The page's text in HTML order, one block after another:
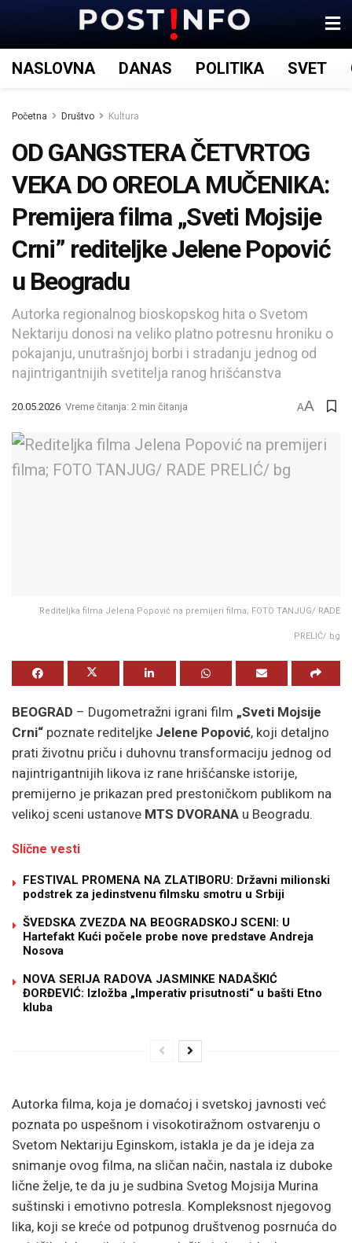
NASLOVNA DANAS POLITIKA SVET
Početna Društvo Kultura
OD GANGSTERA ČETVRTOG
VEKA DO OREOLA MUČENIKA:
Premijera filma „Sveti Mojsije
Crni” rediteljke Jelene Popović
u Beogradu
Autorka regionalnog bioskopskog hita o Svetom
Nektariju donosi na veliko platno potresnu hroniku o
pokajanju, unutrašnjoj borbi i stradanju jednog od
najintrigantnijih svetitelja ranog hrišćanstva
20.05.2026 Vreme čitanja: 2 min čitanja AA
Rediteljka filma Jelena Popović na premijeri filma; FOTO TANJUG/ RADE
PRELIĆ/ bg
BEOGRAD – Dugometražni igrani film „Sveti Mojsije
Crni“ poznate rediteljke Jelene Popović, koji detaljno
prati životnu priču i duhovnu transformaciju jednog od
najintrigantnijih likova iz rane hrišćanske istorije,
premijerno je prikazan pred prestoničkom publikom na
velikoj sceni ustanove MTS DVORANA u Beogradu.
Slične vesti
FESTIVAL PROMENA NA ZLATIBORU: Državni milionski
podstrek za jedinstvenu filmsku smotru u Srbiji
ŠVEDSKA ZVEZDA NA BEOGRADSKOJ SCENI: U
Hartefakt Kući počele probe nove predstave Andreja
Nosova
NOVA SERIJA RADOVA JASMINKE NADAŠKIĆ
ĐORĐEVIĆ: Izložba „Imperativ prisutnosti“ u bašti Etno
kluba
Autorka filma, koja je domaćoj i svetskoj javnosti već
poznata po uspešnom i visokotiražnom ostvarenju o
Svetom Nektariju Eginskom, istakla je da je ideja za
snimanje ovog filma, na sličan način, nastala iz duboke
lične želje, te da ju je sudbina Svetog Mojsija Murina
suštinski i emotivno potresla. Kompleksnost njegovog
lika, koji se kreće od potpunog društvenog posrnuća do